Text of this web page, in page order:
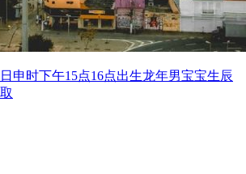
申时下午15点16点出生龙年男宝宝生辰